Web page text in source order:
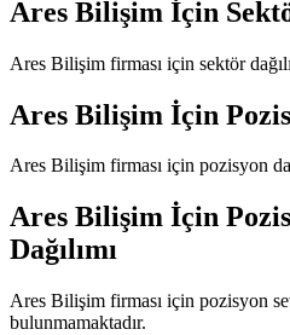
Ares Bilişim İçin
Ares Bilişim firması için sektör
Ares Bilişim İçin
Ares Bilişim firması için pozisyon
Ares Bilişim İçin
Dağılımı
Ares Bilişim firması için pozisyon
bulunmamaktadır.